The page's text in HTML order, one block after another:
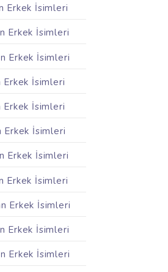
Erkek İsimleri
Erkek İsimleri
Erkek İsimleri
İsimleri
İsimleri
Erkek İsimleri
Erkek İsimleri
Erkek İsimleri
Erkek İsimleri
Erkek İsimleri
Erkek İsimleri